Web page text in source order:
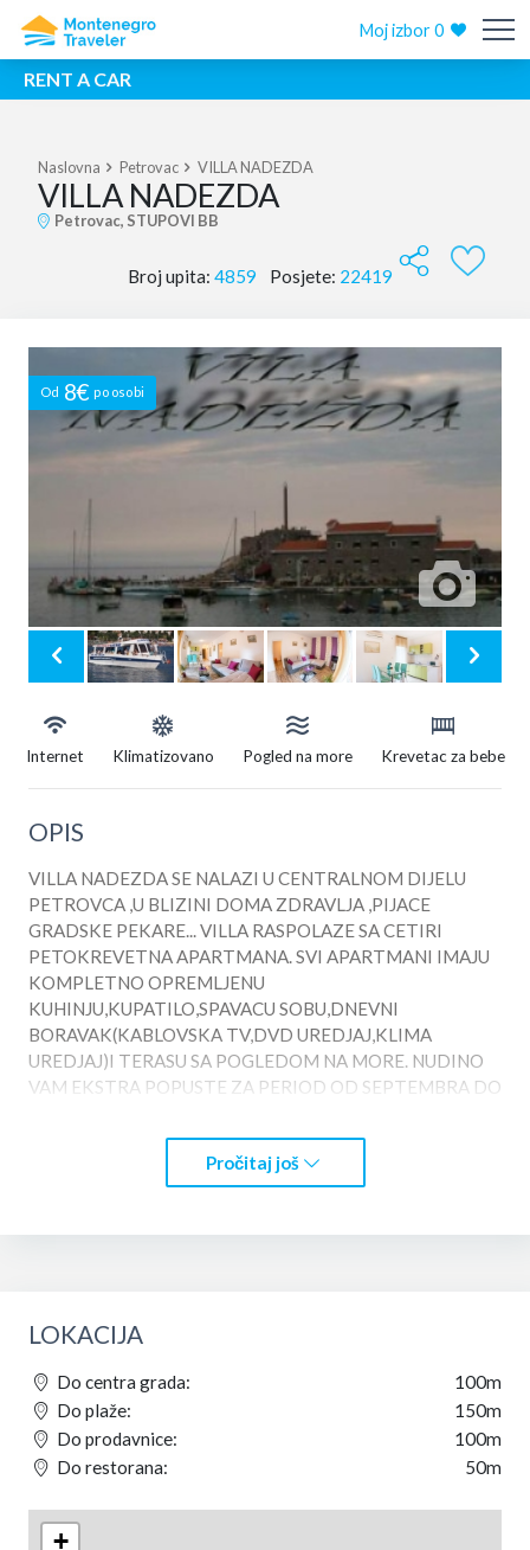
Moj izbor0
RENT A CAR
Naslovna Petrovac VILLA NADEZDA
VILLA NADEZDA
Petrovac, STUPOVI BB
Broj upita: 4859 Posjete: 22419
Od 8€ po osobi
Internet Klimatizovano Pogled na more Krevetac za bebe
OPIS
VILLA NADEZDA SE NALAZI U CENTRALNOM DIJELU
PETROVCA ,U BLIZINI DOMA ZDRAVLJA ,PIJACE
GRADSKE PEKARE... VILLA RASPOLAZE SA CETIRI
PETOKREVETNA APARTMANA. SVI APARTMANI IMAJU
KOMPLETNO OPREMLJENU
KUHINJU,KUPATILO,SPAVACU SOBU,DNEVNI
BORAVAK(KABLOVSKA TV,DVD UREDJAJ,KLIMA
UREDJAJ)I TERASU SA POGLEDOM NA MORE. NUDINO
VAM EKSTRA POPUSTE ZA PERIOD OD SEPTEMBRA DO
BRODICEM 'MONTENEGRO STAR'ZA SVE GOSTE CIJI
BORAVAK BUDE DUZI OD 30 DANA . DOBRODOSLI!!!
Pročitaj još
LOKACIJA
Do centra grada:
100m
Do plaže:
150m
Do prodavnice:
100m
Do restorana:
50m
+